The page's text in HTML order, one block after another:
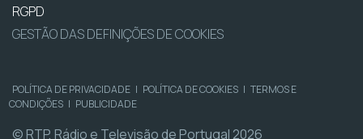
RGPD
GESTÃO DAS DEFINIÇÕES DE COOKIES
POLÍTICA DE PRIVACIDADE | POLÍTICA DE COOKIES | TERMOS E
CONDIÇÕES | PUBLICIDADE
© RTP, Rádio e Televisão de Portugal 2026